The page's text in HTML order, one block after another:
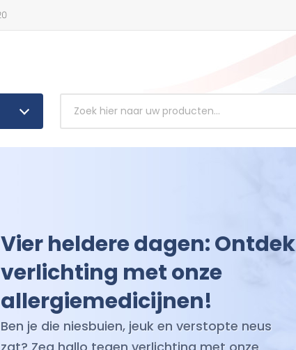
Krijg vandaag nog toegang
tot betrouwbare
antibiotica!
Neem vandaag nog de leiding over uw
gezondheid. Shop onze selectie van vertrouwde